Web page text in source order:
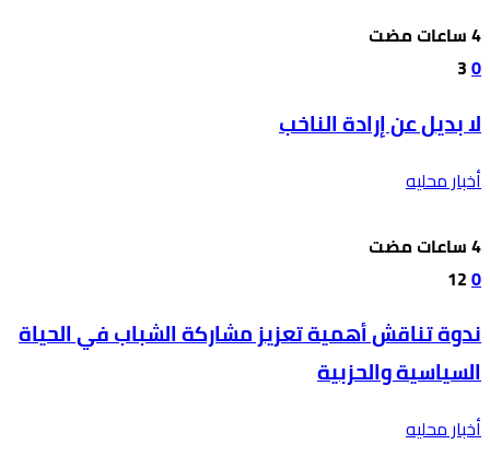
0
3
لا بديل عن إرادة الناخب
أخبار محليه
0
12
ندوة تناقش أهمية تعزيز مشاركة الشباب في الحياة
السياسية والحزبية
أخبار محليه